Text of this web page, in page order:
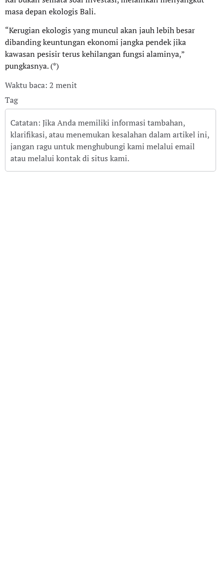
masa depan ekologis Bali.
“Kerugian ekologis yang muncul akan jauh lebih besar
dibanding keuntungan ekonomi jangka pendek jika
kawasan pesisir terus kehilangan fungsi alaminya,”
pungkasnya. (*)
Waktu baca: 2 menit
Tag
Catatan: Jika Anda memiliki informasi tambahan,
klarifikasi, atau menemukan kesalahan dalam artikel ini,
jangan ragu untuk menghubungi kami melalui email
atau melalui kontak di situs kami.